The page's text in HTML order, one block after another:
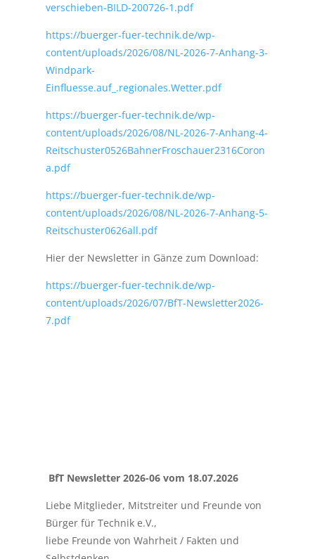
verschieben-BILD-200726-1.pdf
https://buerger-fuer-technik.de/wp-
content/uploads/2026/08/NL-2026-7-Anhang-3-
Windpark-
Einfluesse.auf_.regionales.Wetter.pdf
https://buerger-fuer-technik.de/wp-
content/uploads/2026/08/NL-2026-7-Anhang-4-
Reitschuster0526BahnerFroschauer2316Coron
a.pdf
https://buerger-fuer-technik.de/wp-
content/uploads/2026/08/NL-2026-7-Anhang-5-
Reitschuster0626all.pdf
Hier der Newsletter in Gänze zum Download:
https://buerger-fuer-technik.de/wp-
content/uploads/2026/07/BfT-Newsletter2026-
7.pdf
BfT Newsletter 2026-06 vom 18.07.2026
Liebe Mitglieder, Mitstreiter und Freunde von
Bürger für Technik e.V.,
liebe Freunde von Wahrheit / Fakten und